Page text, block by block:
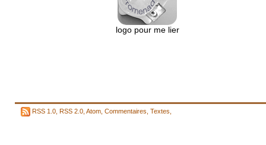
logo pour me lier
RSS 1.0 RSS 2.0 Atom Commentaires Textes